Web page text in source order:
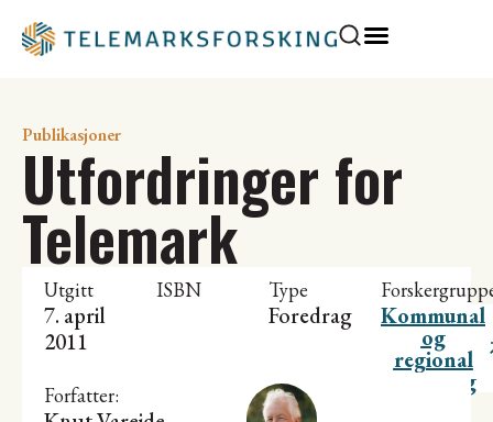
Publikasjoner
Utfordringer for
Telemark
Utgitt
7. april
2011
ISBN Type
Foredrag Kommunal
og
regional
utvikling
Forfatter: